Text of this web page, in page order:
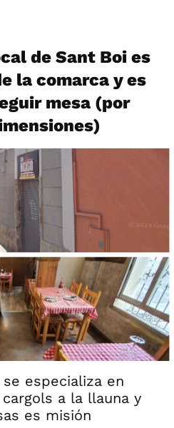
de Sant Boi es
la comarca y es
mesa (por
especializa en
a la llauna y
es misión